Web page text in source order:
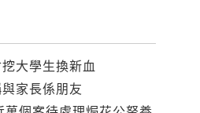
大學生換新血
家長係朋友